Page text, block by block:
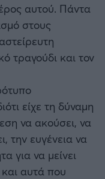
αυτού. Πάντα
στους
τραγούδι και τον
είχε τη δύναμη
να ακούσει, να
την ευγένεια να
για να μείνει
αυτά που